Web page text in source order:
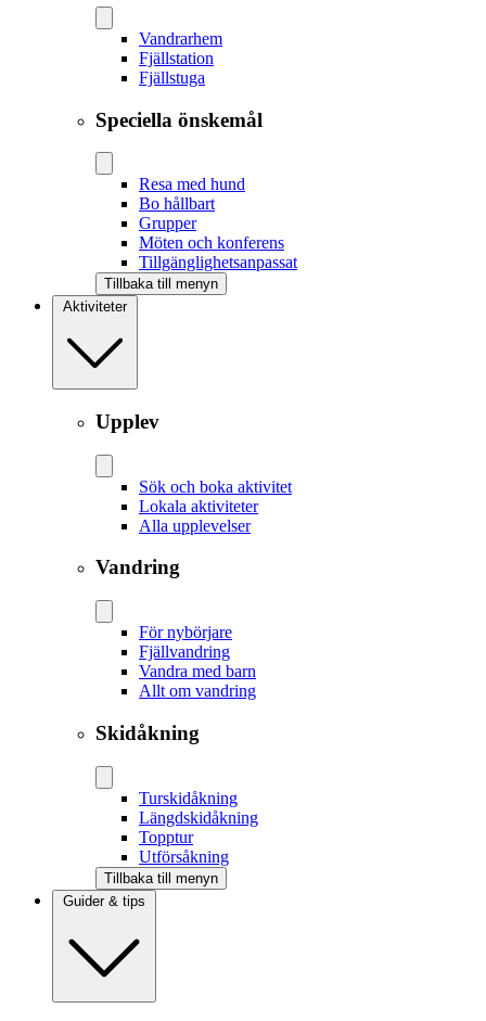
Vandrarhem
Fjällstation
Fjällstuga
Speciella önskemål
Resa med hund
Bo hållbart
Grupper
Möten och konferens
Tillgänglighetsanpassat
Tillbaka till menyn
Aktiviteter
Upplev
Sök och boka aktivitet
Lokala aktiviteter
Alla upplevelser
Vandring
För nybörjare
Fjällvandring
Vandra med barn
Allt om vandring
Skidåkning
Tur­skidåkning
Längd­skidåkning
Topptur
Utförsåkning
Tillbaka till menyn
Guider & tips